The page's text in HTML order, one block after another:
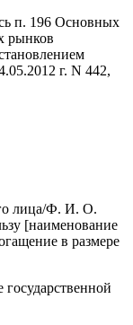
п. 196 Основных
рынков
г. N 442,
лица/Ф. И. О.
[наименование
в размере
государственной